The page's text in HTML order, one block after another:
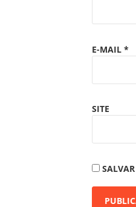
E-MAIL *
SITE